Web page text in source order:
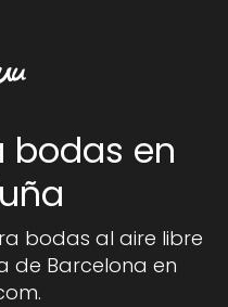
bodas en
bodas al aire libre
de Barcelona en